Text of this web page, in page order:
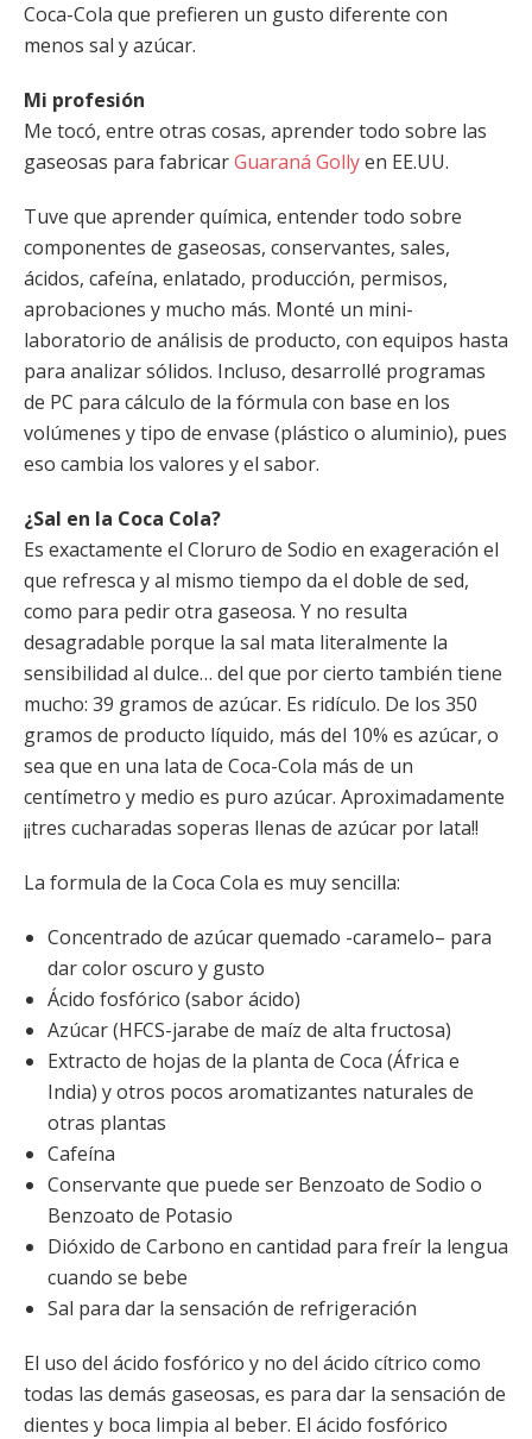
Coca-Cola que prefieren un gusto diferente con
menos sal y azúcar.
Mi profesión
Me tocó, entre otras cosas, aprender todo sobre las
gaseosas para fabricarGuaraná Gollyen EE.UU.
Tuve que aprender química, entender todo sobre
componentes de gaseosas, conservantes, sales,
ácidos, cafeína, enlatado, producción, permisos,
aprobaciones y mucho más. Monté un mini-
laboratorio de análisis de producto, con equipos hasta
para analizar sólidos. Incluso, desarrollé programas
de PC para cálculo de la fórmula con base en los
volúmenes y tipo de envase (plástico o aluminio), pues
eso cambia los valores y el sabor.
¿Sal en la Coca Cola?
Es exactamente el Cloruro de Sodio en exageración el
que refresca y al mismo tiempo da el doble de sed,
como para pedir otra gaseosa. Y no resulta
desagradable porque la sal mata literalmente la
sensibilidad al dulce… del que por cierto también tiene
mucho: 39 gramos de azúcar. Es ridículo. De los 350
gramos de producto líquido, más del 10% es azúcar, o
sea que en una lata de Coca-Cola más de un
centímetro y medio es puro azúcar. Aproximadamente
¡¡tres cucharadas soperas llenas de azúcar por lata!!
La formula de la Coca Cola es muy sencilla:
Concentrado de azúcar quemado -caramelo– para
dar color oscuro y gusto
Ácido fosfórico (sabor ácido)
Azúcar (HFCS-jarabe de maíz de alta fructosa)
Extracto de hojas de la planta de Coca (África e
India) y otros pocos aromatizantes naturales de
otras plantas
Cafeína
Conservante que puede ser Benzoato de Sodio o
Benzoato de Potasio
Dióxido de Carbono en cantidad para freír la lengua
cuando se bebe
Sal para dar la sensación de refrigeración
El uso del ácido fosfórico y no del ácido cítrico como
todas las demás gaseosas, es para dar la sensación de
dientes y boca limpia al beber. El ácido fosfórico